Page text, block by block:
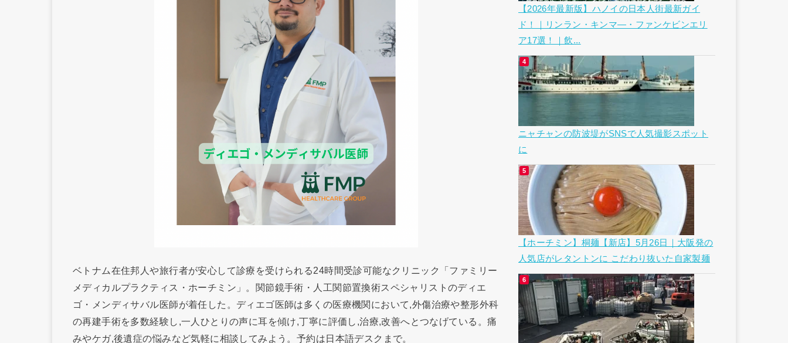
ベトナム在住邦人や旅行者が安心して診療を受けられる24時間受診可能なクリニック「ファミリー
メディカルプラクティス・ホーチミン」。関節鏡手術・人工関節置換術スペシャリストのディエ
ゴ・メンディサバル医師が着任した。ディエゴ医師は多くの医療機関において,外傷治療や整形外科
の再建手術を多数経験し,一人ひとりの声に耳を傾け,丁寧に評価し,治療,改善へとつなげている。痛
みやケガ,後遺症の悩みなど気軽に相談してみよう。予約は日本語デスクまで。
【2026年最新版】ハノイの日本人街最新ガイ
ド！｜リンラン・キンマ―・ファンケビンエリ
ア17選！｜飲...
ニャチャンの防波堤がSNSで人気撮影スポット
に
【ホーチミン】桐麺【新店】5月26日｜大阪発の
人気店がレタントンに こだわり抜いた自家製麺